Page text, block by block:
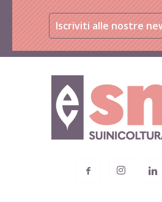
Iscriviti alle nostre